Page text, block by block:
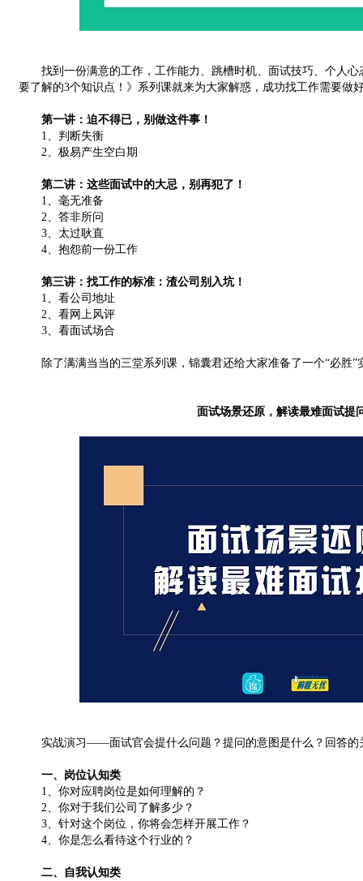
找到一份满意的工作，工作能力、跳槽时机、面试技巧、个人心
要了解的3个知识点！》系列课就来为大家解惑，成功找工作需要做
第一讲：迫不得已，别做这件事！
1、判断失衡
2、极易产生空白期
第二讲：这些面试中的大忌，别再犯了！
1、毫无准备
2、答非所问
3、太过耿直
4、抱怨前一份工作
第三讲：找工作的标准：渣公司别入坑！
1、看公司地址
2、看网上风评
3、看面试场合
除了满满当当的三堂系列课，锦囊君还给大家准备了一个“必胜”
面试场景还原，解读最难面试提
实战演习——面试官会提什么问题？提问的意图是什么？回答的
一、岗位认知类
1、你对应聘岗位是如何理解的？
2、你对于我们公司了解多少？
3、针对这个岗位，你将会怎样开展工作？
4、你是怎么看待这个行业的？
二、自我认知类